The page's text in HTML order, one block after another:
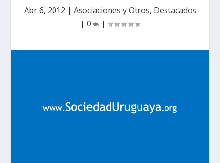
Abr 6, 2012 | Asociaciones y Otros, Destacados
| 0 |